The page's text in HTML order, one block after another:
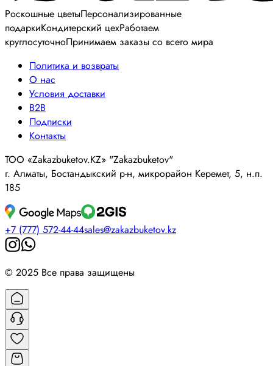
Роскошные цветыПерсонализированные
подаркиКондитерский цехРаботаем
круглосуточноПринимаем заказы со всего мира
Политика и возвраты
О нас
Условия доставки
B2B
Подписки
Контакты
ТОО «Zakazbuketov.KZ» "Zakazbuketov"
г. Алматы, Бостандыкский р-н, микрорайон Керемет, 5, н.п.
185
+7 (777) 572-44-44sales@zakazbuketov.kz
© 2025 Все права защищены